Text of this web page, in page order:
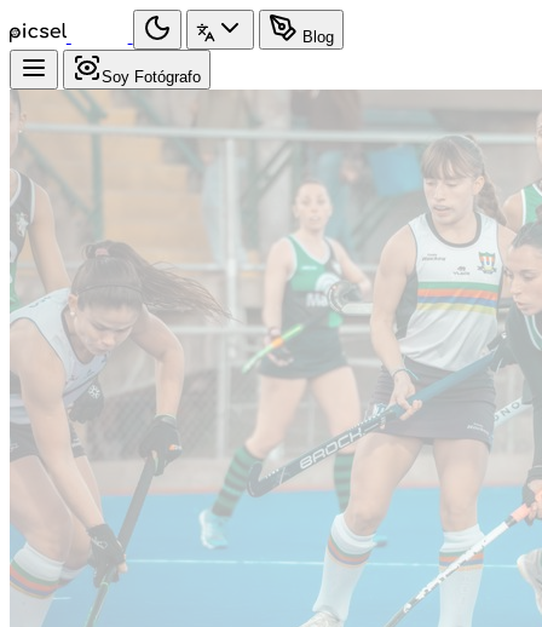
Blog
Soy Fotógrafo